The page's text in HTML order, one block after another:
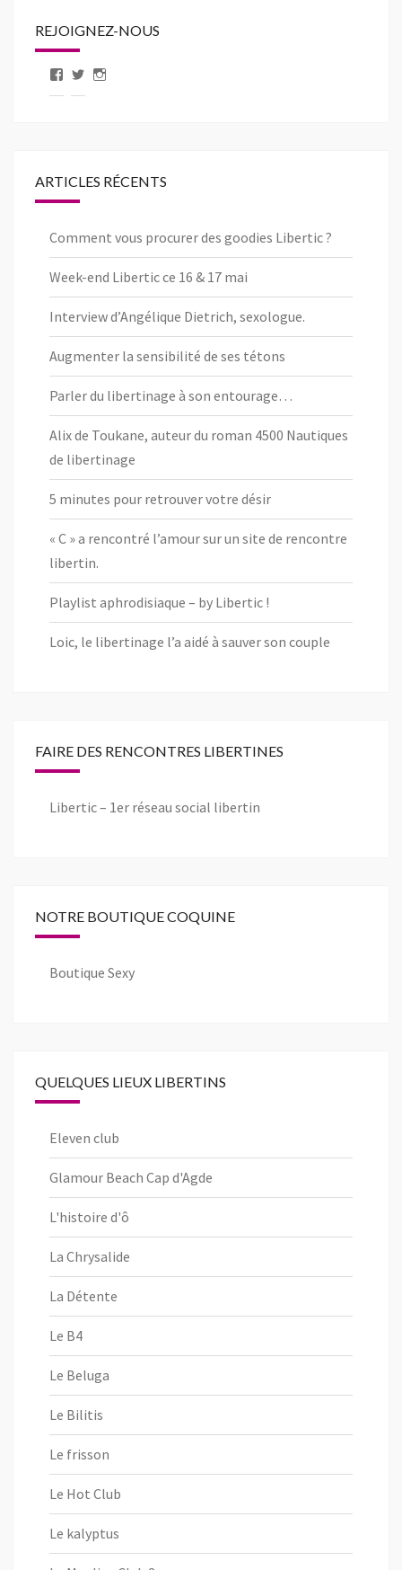
REJOIGNEZ-NOUS
Voir Voir
ARTICLES RÉCENTS
Comment vous procurer des goodies Libertic ?
Week-end Libertic ce 16 & 17 mai
Interview d’Angélique Dietrich, sexologue.
Augmenter la sensibilité de ses tétons
Parler du libertinage à son entourage…
Alix de Toukane, auteur du roman 4500 Nautiques
de libertinage
5 minutes pour retrouver votre désir
« C » a rencontré l’amour sur un site de rencontre
libertin.
Playlist aphrodisiaque – by Libertic !
Loic, le libertinage l’a aidé à sauver son couple
FAIRE DES RENCONTRES LIBERTINES
Libertic – 1er réseau social libertin
NOTRE BOUTIQUE COQUINE
Boutique Sexy
QUELQUES LIEUX LIBERTINS
Eleven club
Glamour Beach Cap d'Agde
L'histoire d'ô
La Chrysalide
La Détente
Le B4
Le Beluga
Le Bilitis
Le frisson
Le Hot Club
Le kalyptus